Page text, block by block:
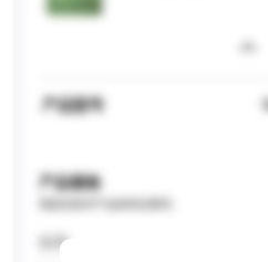
产品型号
产品规格
应用